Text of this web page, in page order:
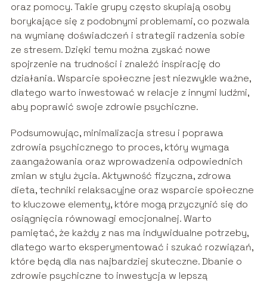
oraz pomocy. Takie grupy często skupiają osoby
borykające się z podobnymi problemami, co pozwala
na wymianę doświadczeń i strategii radzenia sobie
ze stresem. Dzięki temu można zyskać nowe
spojrzenie na trudności i znaleźć inspirację do
działania. Wsparcie społeczne jest niezwykle ważne,
dlatego warto inwestować w relacje z innymi ludźmi,
aby poprawić swoje zdrowie psychiczne.
Podsumowując, minimalizacja stresu i poprawa
zdrowia psychicznego to proces, który wymaga
zaangażowania oraz wprowadzenia odpowiednich
zmian w stylu życia. Aktywność fizyczna, zdrowa
dieta, techniki relaksacyjne oraz wsparcie społeczne
to kluczowe elementy, które mogą przyczynić się do
osiągnięcia równowagi emocjonalnej. Warto
pamiętać, że każdy z nas ma indywidualne potrzeby,
dlatego warto eksperymentować i szukać rozwiązań,
które będą dla nas najbardziej skuteczne. Dbanie o
zdrowie psychiczne to inwestycja w lepszą